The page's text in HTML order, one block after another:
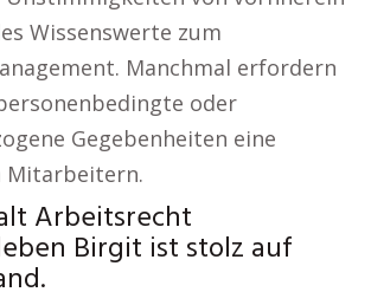
Wissenswerte zum
Manchmal erfordern
oder
Gegebenheiten eine
Mitarbeitern.
Arbeitsrecht
Birgit ist stolz auf